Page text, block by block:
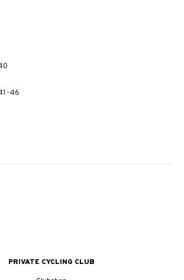
46
PRIVATE CYCLING CLUB